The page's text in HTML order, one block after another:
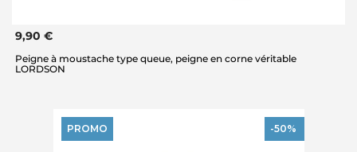
9,90 €
Peigne à moustache type queue, peigne en corne véritable
LORDSON
PROMO -50%